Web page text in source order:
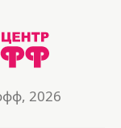
2026